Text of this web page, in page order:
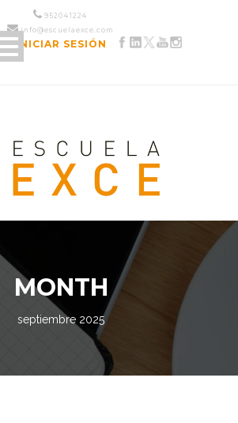
952 04 12 24
info@escuelaexce.com
INICIAR SESIÓN
MONTH
septiembre 2025